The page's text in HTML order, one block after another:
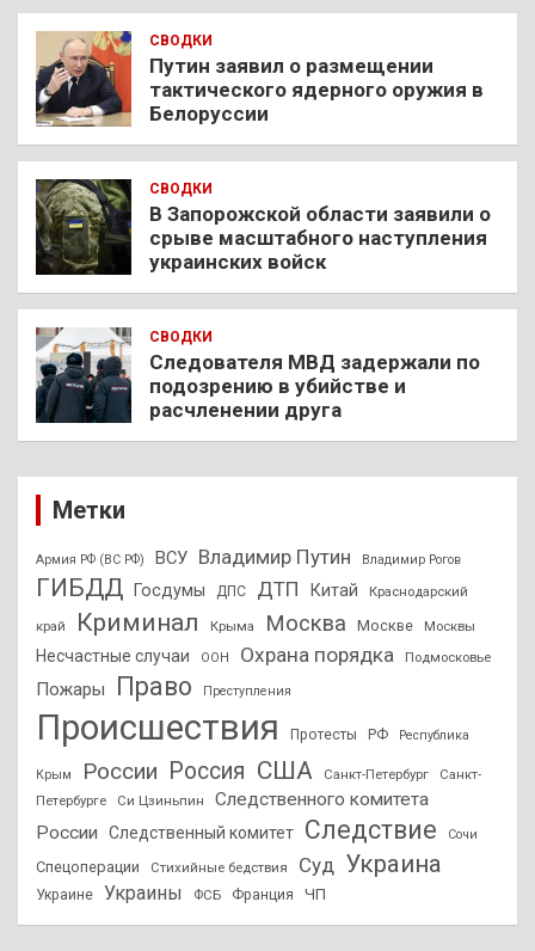
СВОДКИ
Путин заявил о размещении
тактического ядерного оружия в
Белоруссии
СВОДКИ
В Запорожской области заявили о
срыве масштабного наступления
украинских войск
СВОДКИ
Следователя МВД задержали по
подозрению в убийстве и
расчленении друга
Метки
Армия РФ (ВС РФ) ВСУ Владимир Путин Владимир Рогов
ГИБДД Госдумы ДПС ДТП Китай Краснодарский
край Криминал Крыма Москва Москве Москвы
Несчастные случаи ООН Охрана порядка Подмосковье
Пожары Право Преступления
Происшествия Протесты РФ Республика
Крым России Россия США Санкт-Петербург
Санкт-
Петербурге
Си Цзиньпин
Следственного комитета
России
Следственный комитет Следствие Сочи
Спецоперации Стихийные бедствия Суд Украина
Украине Украины ФСБ Франция ЧП